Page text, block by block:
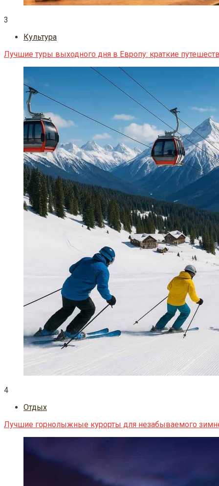
3
Культура
Лучшие туры выходного дня в Европу: краткие
4
Отдых
Лучшие горнолыжные курорты для незабываемого